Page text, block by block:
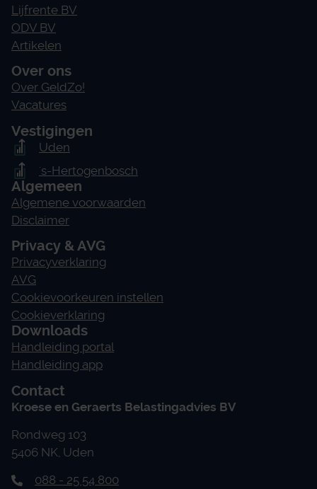
Lijfrente BV
ODV BV
Artikelen
Over ons
Over GeldZo!
Vacatures
Vestigingen
Uden
's-Hertogenbosch
Algemeen
Algemene voorwaarden
Disclaimer
Privacy & AVG
Privacyverklaring
AVG
Cookievoorkeuren instellen
Cookieverklaring
Downloads
Handleiding portal
Handleiding app
Contact
Kroese en Geraerts Belastingadvies BV
Rondweg 103
5406 NK, Uden
088 - 25 54 800